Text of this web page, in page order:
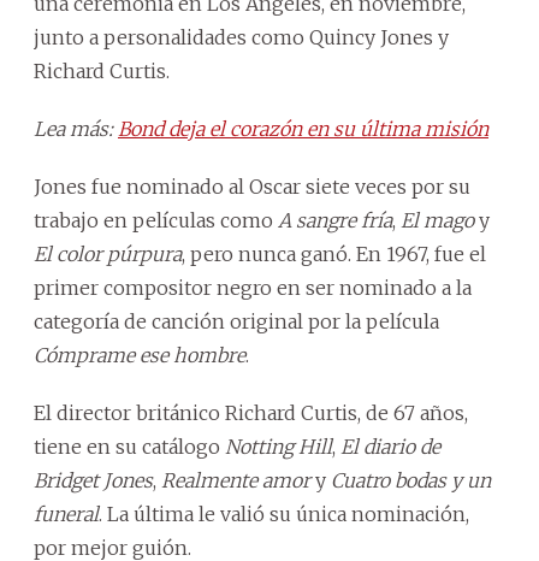
junto a personalidades como Quincy Jones y
Richard Curtis.
Lea más: Bond deja el corazón en su última misión
Jones fue nominado al Oscar siete veces por su
trabajo en películas como A sangre fría, El magoy
El color púrpura, pero nunca ganó. En 1967, fue el
primer compositor negro en ser nominado a la
categoría de canción original por la película
Cómprame ese hombre.
El director británico Richard Curtis, de 67 años,
tiene en su catálogo Notting Hill, El diario de
Bridget Jones, Realmente amory Cuatro bodas y un
funeral. La última le valió su única nominación,
por mejor guión.